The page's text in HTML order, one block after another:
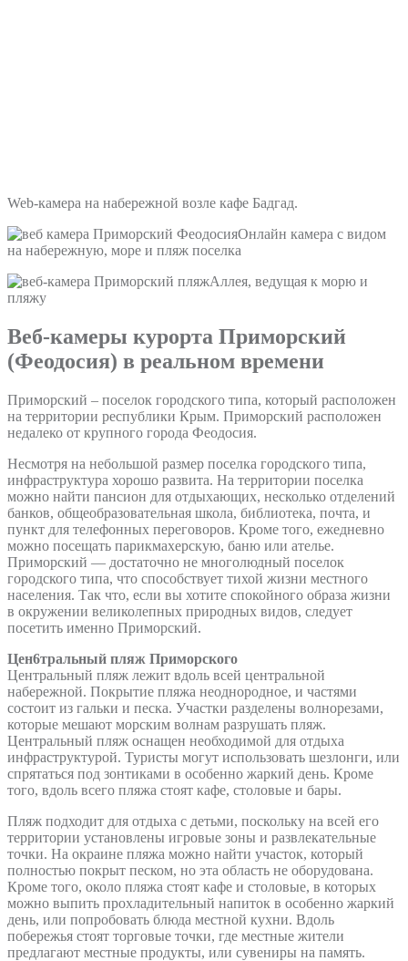
Web-камера на набережной возле кафе Бадгад.
Онлайн камера с видом
на набережную, море и пляж поселка
Аллея, ведущая к морю и
пляжу
Веб-камеры курорта Приморский
(Феодосия) в реальном времени
Приморский – поселок городского типа, который расположен
на территории республики Крым. Приморский расположен
недалеко от крупного города Феодосия.
Несмотря на небольшой размер поселка городского типа,
инфраструктура хорошо развита. На территории поселка
можно найти пансион для отдыхающих, несколько отделений
банков, общеобразовательная школа, библиотека, почта, и
пункт для телефонных переговоров. Кроме того, ежедневно
можно посещать парикмахерскую, баню или ателье.
Приморский — достаточно не многолюдный поселок
городского типа, что способствует тихой жизни местного
населения. Так что, если вы хотите спокойного образа жизни
в окружении великолепных природных видов, следует
посетить именно Приморский.
Цен6тральный пляж Приморского
Центральный пляж лежит вдоль всей центральной
набережной. Покрытие пляжа неоднородное, и частями
состоит из гальки и песка. Участки разделены волнорезами,
которые мешают морским волнам разрушать пляж.
Центральный пляж оснащен необходимой для отдыха
инфраструктурой. Туристы могут использовать шезлонги, или
спрятаться под зонтиками в особенно жаркий день. Кроме
того, вдоль всего пляжа стоят кафе, столовые и бары.
Пляж подходит для отдыха с детьми, поскольку на всей его
территории установлены игровые зоны и развлекательные
точки. На окраине пляжа можно найти участок, который
полностью покрыт песком, но эта область не оборудована.
Кроме того, около пляжа стоят кафе и столовые, в которых
можно выпить прохладительный напиток в особенно жаркий
день, или попробовать блюда местной кухни. Вдоль
побережья стоят торговые точки, где местные жители
предлагают местные продукты, или сувениры на память.